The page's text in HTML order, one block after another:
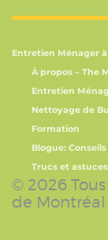
Entretien Ménager
À propos – The
Entretien
Nettoyage de
Formation
Blogue:
Trucs et astuces
© 2026
de Montréal